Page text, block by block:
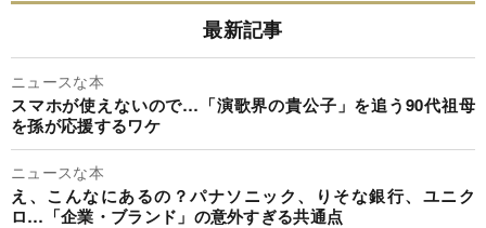
最新記事
ニュースな本
スマホが使えないので…「演歌界の貴公子」を追う90代祖母
を孫が応援するワケ
ニュースな本
え、こんなにあるの？パナソニック、りそな銀行、ユニク
ロ…「企業・ブランド」の意外すぎる共通点